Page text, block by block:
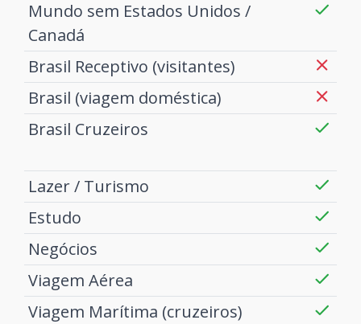
Mundo sem Estados Unidos /
Canadá
Brasil Receptivo (visitantes)
Brasil (viagem doméstica)
Brasil Cruzeiros
Lazer / Turismo
Estudo
Negócios
Viagem Aérea
Viagem Marítima (cruzeiros)